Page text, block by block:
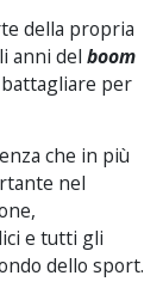
della propria
anni del boom
battagliare per
che in più
nel
e tutti gli
dello sport.